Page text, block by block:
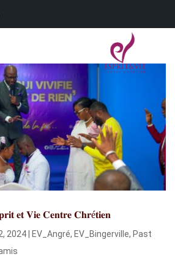
𝐞𝐭 𝐕𝐢𝐞 𝐂𝐞𝐧𝐭𝐫𝐞 𝐂𝐡𝐫é𝐭𝐢𝐞𝐧
2024 EV_Angré, EV_Bingerville, Past